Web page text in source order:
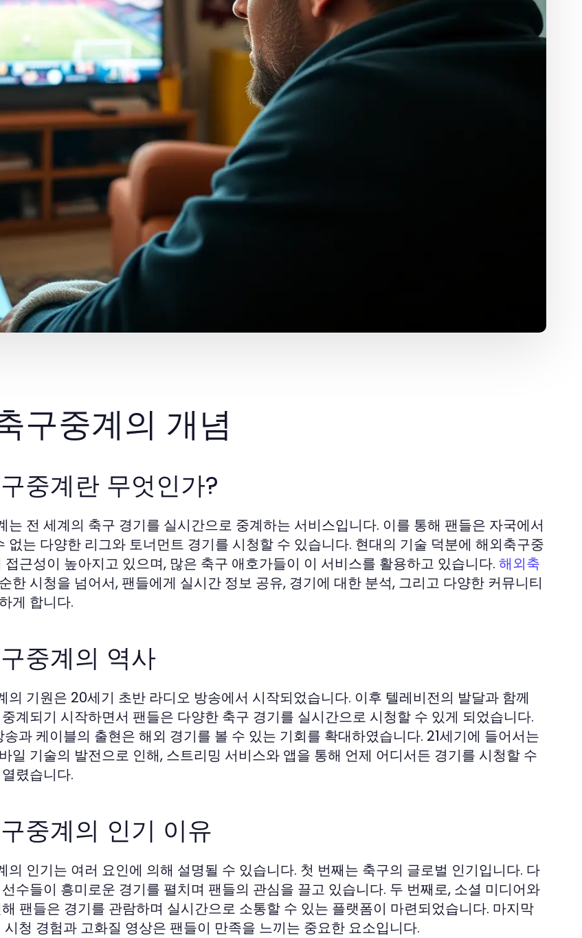
구중계의 개념
중계란 무엇인가?
는 전 세계의 축구 경기를 실시간으로 중계하는 서비스입니다. 이를 통해 팬들은 자국에서
없는 다양한 리그와 토너먼트 경기를 시청할 수 있습니다. 현대의 기술 덕분에 해외축구중
접근성이 높아지고 있으며, 많은 축구 애호가들이 이 서비스를 활용하고 있습니다. 해외축
한 시청을 넘어서, 팬들에게 실시간 정보 공유, 경기에 대한 분석, 그리고 다양한 커뮤니티
게 합니다.
중계의 역사
의 기원은 20세기 초반 라디오 방송에서 시작되었습니다. 이후 텔레비전의 발달과 함께
계되기 시작하면서 팬들은 다양한 축구 경기를 실시간으로 시청할 수 있게 되었습니다.
송과 케이블의 출현은 해외 경기를 볼 수 있는 기회를 확대하였습니다. 21세기에 들어서는
일 기술의 발전으로 인해, 스트리밍 서비스와 앱을 통해 언제 어디서든 경기를 시청할 수
렸습니다.
중계의 인기 이유
의 인기는 여러 요인에 의해 설명될 수 있습니다. 첫 번째는 축구의 글로벌 인기입니다. 다
수들이 흥미로운 경기를 펼치며 팬들의 관심을 끌고 있습니다. 두 번째로, 소셜 미디어와
팬들은 경기를 관람하며 실시간으로 소통할 수 있는 플랫폼이 마련되었습니다. 마지막
시청 경험과 고화질 영상은 팬들이 만족을 느끼는 중요한 요소입니다.